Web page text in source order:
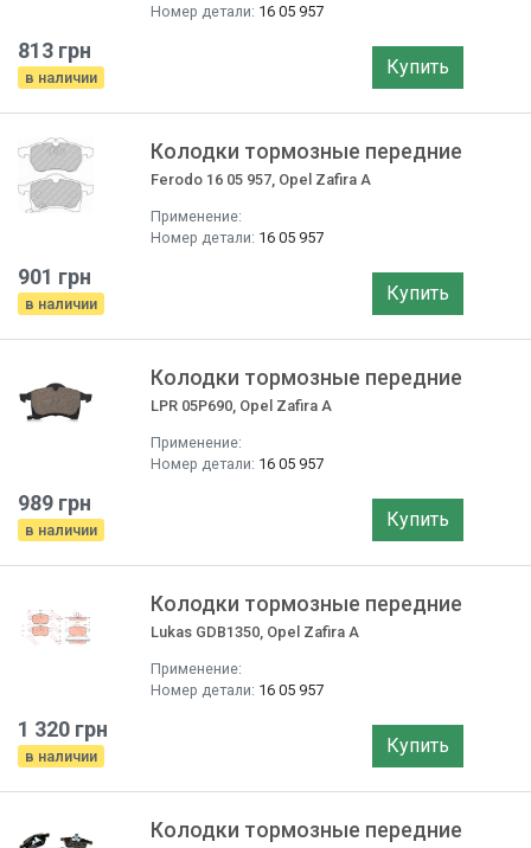
Номер детали: 16 05 957
813 грн
в наличии Купить
Колодки тормозные передние
Ferodo 16 05 957, Opel Zafira A
Применение:
Номер детали: 16 05 957
901 грн
в наличии Купить
Колодки тормозные передние
LPR 05P690, Opel Zafira A
Применение:
Номер детали: 16 05 957
989 грн
в наличии Купить
Колодки тормозные передние
Lukas GDB1350, Opel Zafira A
Применение:
Номер детали: 16 05 957
1 320 грн
в наличии Купить
Колодки тормозные передние